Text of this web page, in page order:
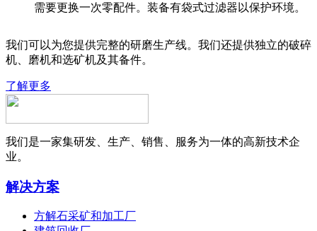
需要更换一次零配件。装备有袋式过滤器以保护环境。
我们可以为您提供完整的研磨生产线。我们还提供独立的破碎
机、磨机和选矿机及其备件。
了解更多
我们是一家集研发、生产、销售、服务为一体的高新技术企
业。
解决方案
方解石采矿和加工厂